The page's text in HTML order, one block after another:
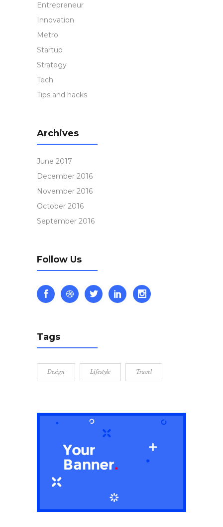
Entrepreneur
Innovation
Metro
Startup
Strategy
Tech
Tips and hacks
Archives
June 2017
December 2016
November 2016
October 2016
September 2016
Follow Us
Tags
Design Lifestyle Travel